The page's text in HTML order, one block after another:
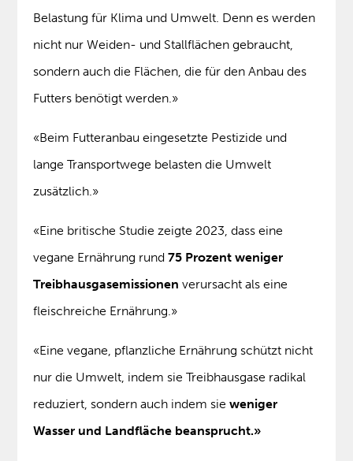
Belastung für Klima und Umwelt. Denn es werden
nicht nur Weiden- und Stallflächen gebraucht,
sondern auch die Flächen, die für den Anbau des
Futters benötigt werden.»
«Beim Futteranbau eingesetzte Pestizide und
lange Transportwege belasten die Umwelt
zusätzlich.»
«Eine britische Studie zeigte 2023, dass eine
vegane Ernährung rund75 Prozent weniger
Treibhausgasemissionen verursacht als eine
fleischreiche Ernährung.»
«Eine vegane, pflanzliche Ernährung schützt nicht
nur die Umwelt, indem sie Treibhausgase radikal
reduziert, sondern auch indem sieweniger
Wasser und Landfläche beansprucht.»